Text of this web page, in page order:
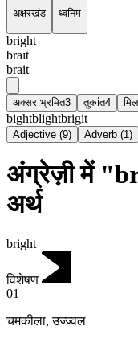
अक्षरखंड ध्वनिम
bright
braɪt
brait
अक्सर भ्रमित3 तुकांत4
bightblightbrigit
Adjective (9) Adverb (1)
अंग्रेज़ी में
अर्थ
bright
विशेषण
01
चमकीला,उज्ज्वल